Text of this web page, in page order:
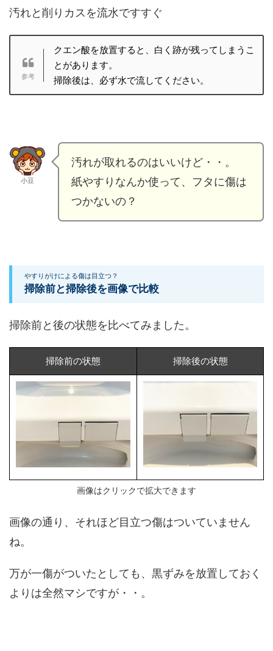
汚れと削りカスを流水ですすぐ
クエン酸を放置すると、白く跡が残ってしまうこ
とがあります。
掃除後は、必ず水で流してください。
小豆
汚れが取れるのはいいけど・・。
紙やすりなんか使って、フタに傷は
つかないの？
やすりがけによる傷は目立つ？
掃除前と掃除後を画像で比較
​掃除前と後の状態を比べてみました。
掃除前の状態 掃除後の状態
画像はクリックで拡大できます
画像の通り、それほど目立つ傷はついていません
ね。
万が一傷がついたとしても、黒ずみを放置しておく
よりは全然マシですが・・。